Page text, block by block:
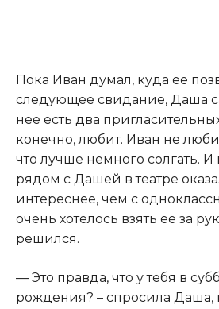
​Пока Иван думал, куда ее
следующее свидание, Даша
нее есть два
конечно, любит. Иван не
что лучше немного солгать. И
рядом с Дашей в театре
интереснее, чем с
очень хотелось взять ее за
решился.​
​— Это правда, что у тебя в
рождения? – спросила Даша,